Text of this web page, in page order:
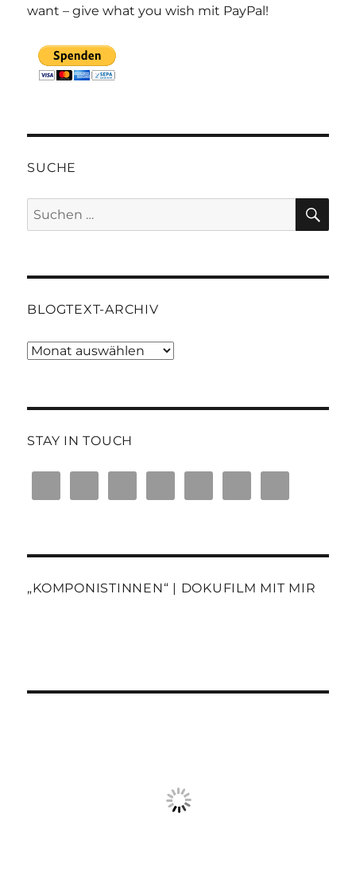
want – give what you wish mit PayPal!
SUCHE
Suchen
nach:
BLOGTEXT-ARCHIV
Blogtext-
STAY IN TOUCH
„KOMPONISTINNEN“ | DOKUFILM MIT MIR